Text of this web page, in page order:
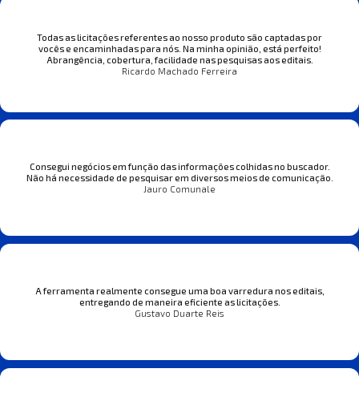
Todas as licitações referentes ao nosso produto são captadas por
vocês e encaminhadas para nós. Na minha opinião, está perfeito!
Abrangência, cobertura, facilidade nas pesquisas aos editais.
Ricardo Machado Ferreira
Consegui negócios em função das informações colhidas no buscador.
Não há necessidade de pesquisar em diversos meios de comunicação.
Jauro Comunale
A ferramenta realmente consegue uma boa varredura nos editais,
entregando de maneira eficiente as licitações.
Gustavo Duarte Reis